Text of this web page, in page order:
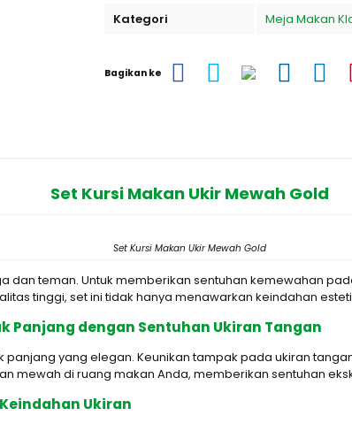
Kategori
Meja Makan
Bagikan ke
Set Kursi Makan Ukir Mewah Gold
Set Kursi Makan Ukir Mewah Gold
teman. Untuk memberikan sentuhan kemewahan
tinggi, set ini tidak hanya menawarkan keindahan
Panjang dengan Sentuhan Ukiran Tangan
yang elegan. Keunikan tampak pada ukiran
mewah di ruang makan Anda, memberikan sentuhan
Ukiran